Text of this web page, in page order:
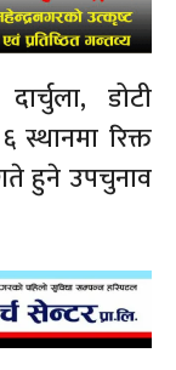
डोटी
रिक्त
हुने उपचुनाव